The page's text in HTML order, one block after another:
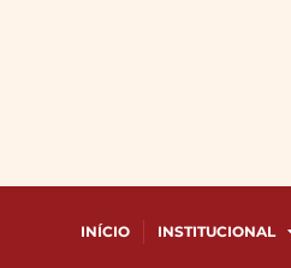
INÍCIO INSTITUCIONAL